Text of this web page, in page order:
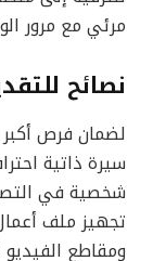
مرئي مع مرور
نصائح
لضمان فرص
سيرة ذاتية
شخصية في
ومقاطع